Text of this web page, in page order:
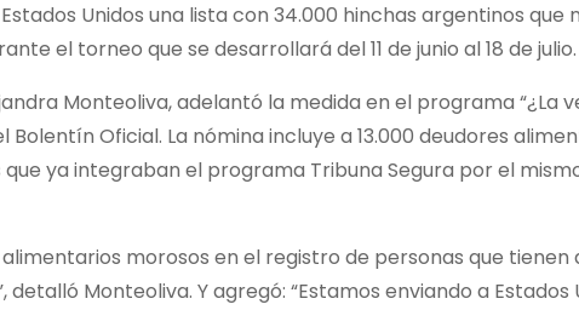
Unidos una lista con 34.000 hinchas argentinos que
el torneo que se desarrollará del 11 de junio al 18 de julio.
Monteoliva, adelantó la medida en el programa “¿La
Oficial. La nómina incluye a 13.000 deudores
que ya integraban el programa Tribuna Segura por el
alimentarios morosos en el registro de personas que
detalló Monteoliva. Y agregó: “Estamos enviando a